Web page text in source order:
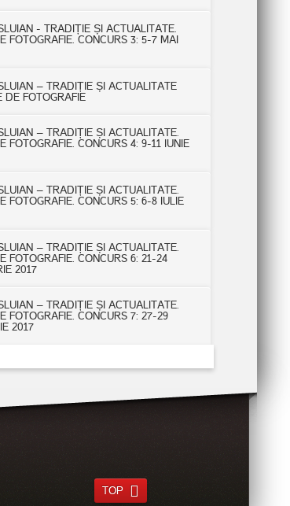
- TRADIȚIE ȘI ACTUALITATE.
FOTOGRAFIE. CONCURS 3: 5-7 MAI
– TRADIȚIE ȘI ACTUALITATE
DE FOTOGRAFIE
– TRADIȚIE ȘI ACTUALITATE.
FOTOGRAFIE. CONCURS 4: 9-11 IUNIE
– TRADIȚIE ȘI ACTUALITATE.
FOTOGRAFIE. CONCURS 5: 6-8 IULIE
– TRADIȚIE ȘI ACTUALITATE.
FOTOGRAFIE. CONCURS 6: 21-24
2017
– TRADIȚIE ȘI ACTUALITATE.
FOTOGRAFIE. CONCURS 7: 27-29
2017
TOP